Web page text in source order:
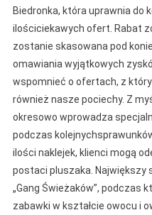
Biedronka, która uprawnia do
ilościciekawych ofert. Rabat
zostanie skasowana pod
omawiania wyjątkowych
wspomnieć o ofertach, z
również nasze pociechy. Z
okresowo wprowadza
podczas
ilości naklejek, klienci mogą
postaci pluszaka. Największy
„Gang Świeżaków”, podczas
zabawki w kształcie owocu i